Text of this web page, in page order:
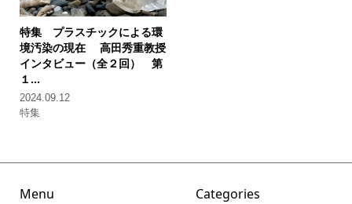
特集 プラスチックによる環
境汚染の現在
高田秀重教授
インタビュー（全２回）
第
１...
2024.09.12
特集
Menu Categories